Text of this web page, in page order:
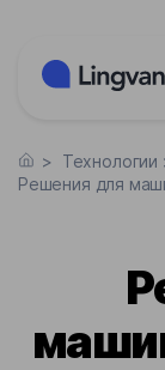
> Технологии
Решения для